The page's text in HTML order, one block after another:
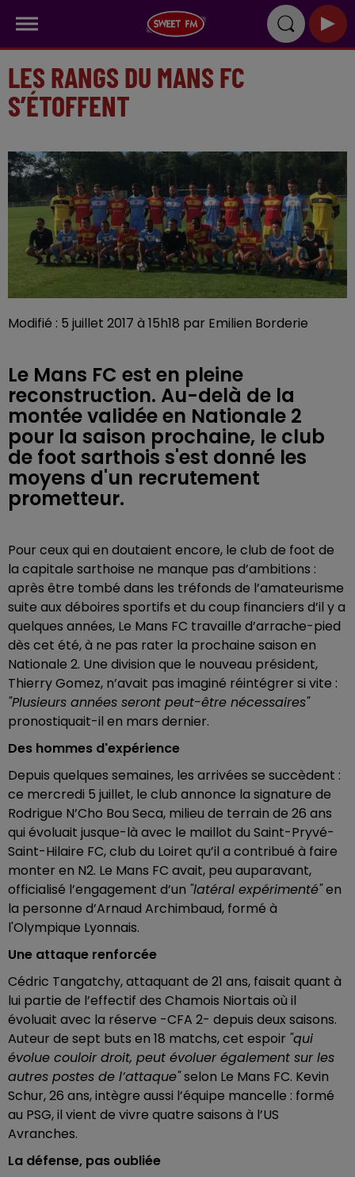
LES RANGS DU MANS FC
S’ÉTOFFENT
Modifié : 5 juillet 2017 à 15h18 par Emilien Borderie
Le Mans FC est en pleine
reconstruction. Au-delà de la
montée validée en Nationale 2
pour la saison prochaine, le club
de foot sarthois s'est donné les
moyens d'un recrutement
prometteur.
Pour ceux qui en doutaient encore, le club de foot de
la capitale sarthoise ne manque pas d’ambitions :
après être tombé dans les tréfonds de l’amateurisme
suite aux déboires sportifs et du coup financiers d’il y a
quelques années, Le Mans FC travaille d’arrache-pied
dès cet été, à ne pas rater la prochaine saison en
Nationale 2. Une division que le nouveau président,
Thierry Gomez, n’avait pas imaginé réintégrer si vite :
"Plusieurs années seront peut-être nécessaires"
pronostiquait-il en mars dernier.
Des hommes d'expérience
Depuis quelques semaines, les arrivées se succèdent :
ce mercredi 5 juillet, le club annonce la signature de
Rodrigue N’Cho Bou Seca, milieu de terrain de 26 ans
qui évoluait jusque-là avec le maillot du Saint-Pryvé-
Saint-Hilaire FC, club du Loiret qu’il a contribué à faire
monter en N2. Le Mans FC avait, peu auparavant,
officialisé l’engagement d’un "latéral expérimenté"en
la personne d’Arnaud Archimbaud, formé à
l'Olympique Lyonnais.
Une attaque renforcée
Cédric Tangatchy, attaquant de 21 ans, faisait quant à
lui partie de l’effectif des Chamois Niortais où il
évoluait avec la réserve -CFA 2- depuis deux saisons.
Auteur de sept buts en 18 matchs, cet espoir "qui
évolue couloir droit, peut évoluer également sur les
autres postes de l’attaque"selon Le Mans FC. Kevin
Schur, 26 ans, intègre aussi l’équipe mancelle : formé
au PSG, il vient de vivre quatre saisons à l’US
Avranches.
La défense, pas oubliée